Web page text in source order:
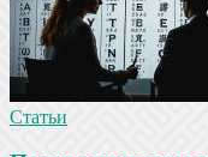
Статьи